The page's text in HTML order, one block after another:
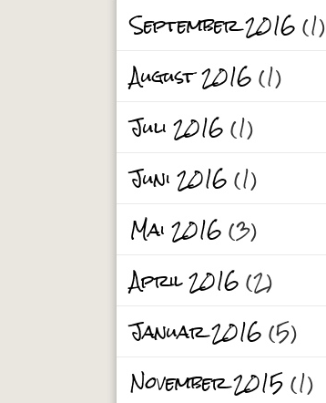
September 2016(1)
August 2016(1)
Juli 2016(1)
Juni 2016(1)
Mai 2016(3)
April 2016(2)
Januar 2016(5)
November 2015(1)